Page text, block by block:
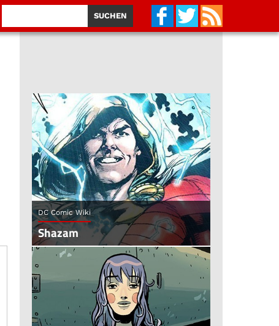
DC Comic Wiki
Shazam